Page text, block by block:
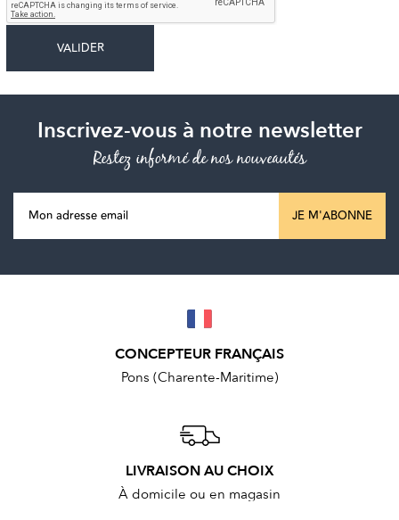
Inscrivez-vous à notre newsletter
Restez informé de nos nouveautés
JE M'ABONNE
CONCEPTEUR FRANÇAIS
Pons (Charente-Maritime)
LIVRAISON AU CHOIX
À domicile ou en magasin